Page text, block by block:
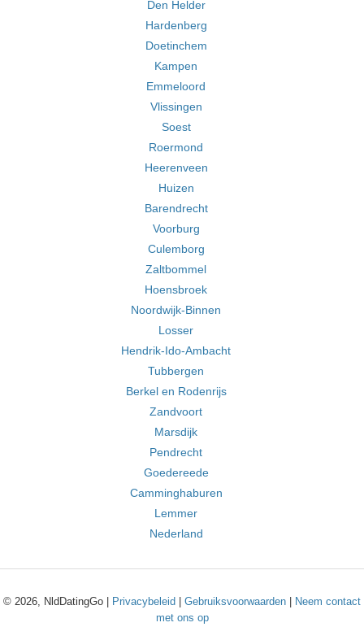
Den Helder
Hardenberg
Doetinchem
Kampen
Emmeloord
Vlissingen
Soest
Roermond
Heerenveen
Huizen
Barendrecht
Voorburg
Culemborg
Zaltbommel
Hoensbroek
Noordwijk-Binnen
Losser
Hendrik-Ido-Ambacht
Tubbergen
Berkel en Rodenrijs
Zandvoort
Marsdijk
Pendrecht
Goedereede
Camminghaburen
Lemmer
Nederland
© 2026, NldDatingGo | Privacybeleid Gebruiksvoorwaarden
Neem contact
met ons op